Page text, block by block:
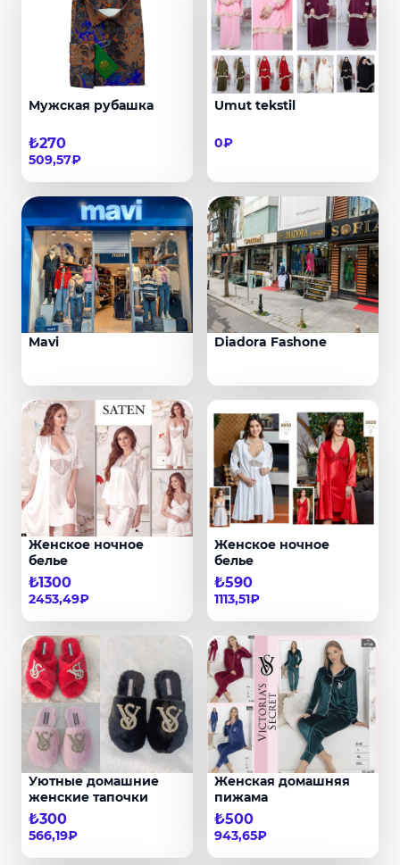
Мужская рубашка
₺270
509,57₽
Umut tekstil
0₽
Mavi Diadora Fashone
Женское ночное
белье
₺1300
2453,49₽
Женское ночное
белье
₺590
1113,51₽
Уютные домашние
женские тапочки
₺300
566,19₽
Женская домашняя
пижама
₺500
943,65₽